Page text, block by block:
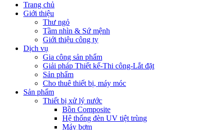
Trang chủ
Giới thiệu
Thư ngỏ
Tầm nhìn & Sứ mệnh
Giới thiệu công ty
Dịch vụ
Gia công sản phẩm
Giải pháp Thiết kế-Thi công-Lắt đặt
Sản phẩm
Cho thuê thiết bị, máy móc
Sản phẩm
Thiết bị xử lý nước
Bồn Composite
Hệ thống đèn UV tiệt trùng
Máy bơm